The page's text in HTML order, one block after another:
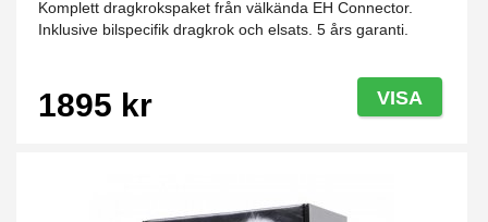
Komplett dragkrokspaket från välkända EH Connector.
Inklusive bilspecifik dragkrok och elsats. 5 års garanti.
1895 kr VISA